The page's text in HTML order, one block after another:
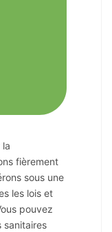
la
fièrement
sous une
les lois et
pouvez
sanitaires